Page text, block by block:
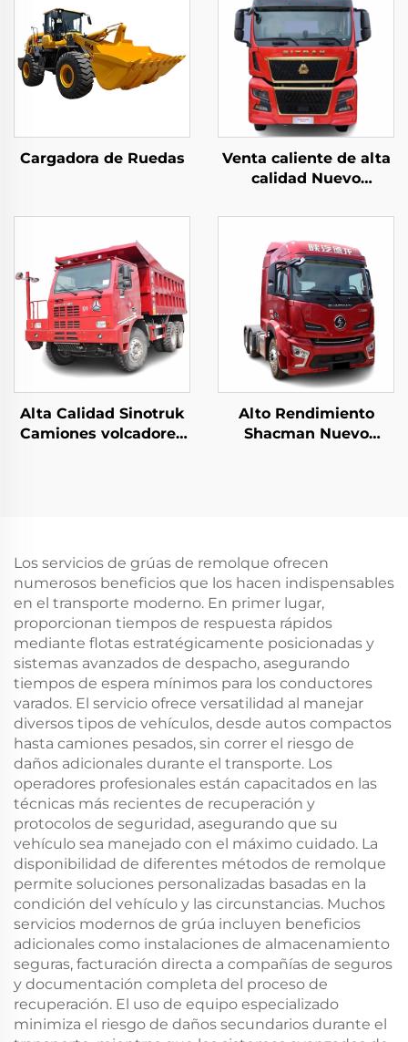
Cargadora de Ruedas
Venta caliente de alta
calidad Nuevo
480/540HP 4X2
cabeza de camión
remolque
Alta Calidad Sinotruk
Camiones volcadores
subterráneos Para la
venta
Alto Rendimiento
Shacman Nuevo
Para la Venta
Los servicios de grúas de remolque ofrecen
numerosos beneficios que los hacen indispensables
en el transporte moderno. En primer lugar,
proporcionan tiempos de respuesta rápidos
mediante flotas estratégicamente posicionadas y
sistemas avanzados de despacho, asegurando
tiempos de espera mínimos para los conductores
varados. El servicio ofrece versatilidad al manejar
diversos tipos de vehículos, desde autos compactos
hasta camiones pesados, sin correr el riesgo de
daños adicionales durante el transporte. Los
operadores profesionales están capacitados en las
técnicas más recientes de recuperación y
protocolos de seguridad, asegurando que su
vehículo sea manejado con el máximo cuidado. La
disponibilidad de diferentes métodos de remolque
permite soluciones personalizadas basadas en la
condición del vehículo y las circunstancias. Muchos
servicios modernos de grúa incluyen beneficios
adicionales como instalaciones de almacenamiento
seguras, facturación directa a compañías de seguros
y documentación completa del proceso de
recuperación. El uso de equipo especializado
minimiza el riesgo de daños secundarios durante el